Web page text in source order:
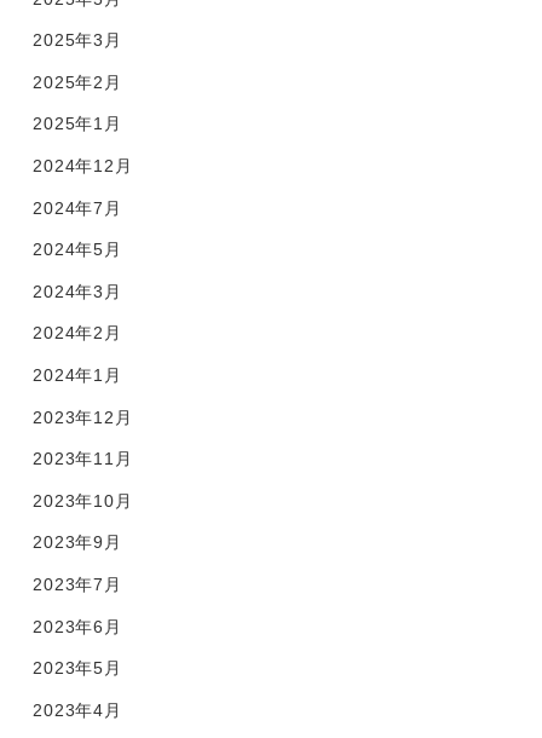
2025年3月
2025年2月
2025年1月
2024年12月
2024年7月
2024年5月
2024年3月
2024年2月
2024年1月
2023年12月
2023年11月
2023年10月
2023年9月
2023年7月
2023年6月
2023年5月
2023年4月